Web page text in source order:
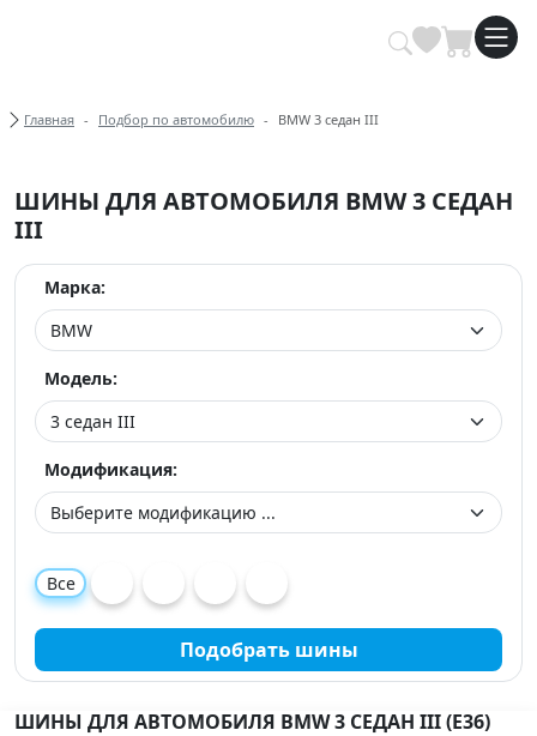
Купить автомобильные шины
Хлебные крошки
Главная Подбор по автомобилю BMW 3 седан III
ШИНЫ ДЛЯ АВТОМОБИЛЯ BMW 3 СЕДАН
III
Марка:
Модель:
Модификация:
Все
Подобрать шины
ШИНЫ ДЛЯ АВТОМОБИЛЯ BMW 3 СЕДАН III (E36)